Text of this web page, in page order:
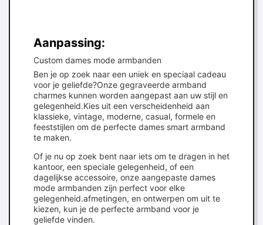
Aanpassing:
Custom dames mode armbanden
Ben je op zoek naar een uniek en speciaal cadeau
voor je geliefde?Onze gegraveerde armband
charmes kunnen worden aangepast aan uw stijl en
gelegenheid.Kies uit een verscheidenheid aan
klassieke, vintage, moderne, casual, formele en
feeststijlen om de perfecte dames smart armband
te maken.
Of je nu op zoek bent naar iets om te dragen in het
kantoor, een speciale gelegenheid, of een
dagelijkse accessoire, onze aangepaste dames
mode armbanden zijn perfect voor elke
gelegenheid.afmetingen, en ontwerpen om uit te
kiezen, kun je de perfecte armband voor je
geliefde vinden.